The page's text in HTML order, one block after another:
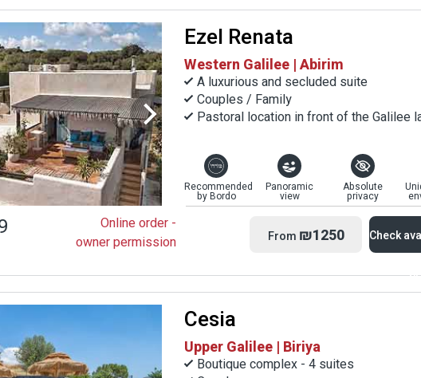
Ezel Renata
Western Galilee | Abirim
A luxurious and secluded suite
Couples / Family
Pastoral location in front of the Galilee
Recommended
by Bordo
Panoramic
view
Absolute
privacy
Online order -
owner permission
From ₪1250 Check
Cesia
Upper Galilee | Biriya
Boutique complex - 4 suites